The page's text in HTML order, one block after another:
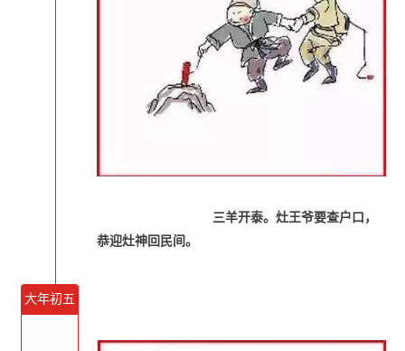
三羊开泰。灶王爷要查户口，
恭迎灶神回民间。
大年初五